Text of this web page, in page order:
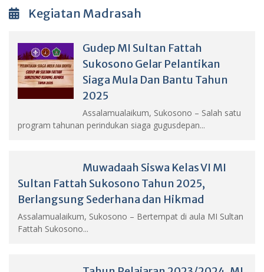
Kegiatan Madrasah
Gudep MI Sultan Fattah
Sukosono Gelar Pelantikan
Siaga Mula Dan Bantu Tahun
2025
Assalamualaikum, Sukosono – Salah satu
program tahunan perindukan siaga gugusdepan...
Muwadaah Siswa Kelas VI MI
Sultan Fattah Sukosono Tahun 2025,
Berlangsung Sederhana dan Hikmad
Assalamualaikum, Sukosono – Bertempat di aula MI Sultan
Fattah Sukosono...